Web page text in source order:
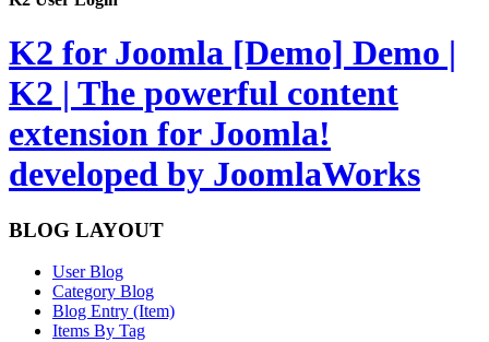
K2 for Joomla [Demo] Demo |
K2 | The powerful content
extension for Joomla!
developed by JoomlaWorks
BLOG LAYOUT
User Blog
Category Blog
Blog Entry (Item)
Items By Tag